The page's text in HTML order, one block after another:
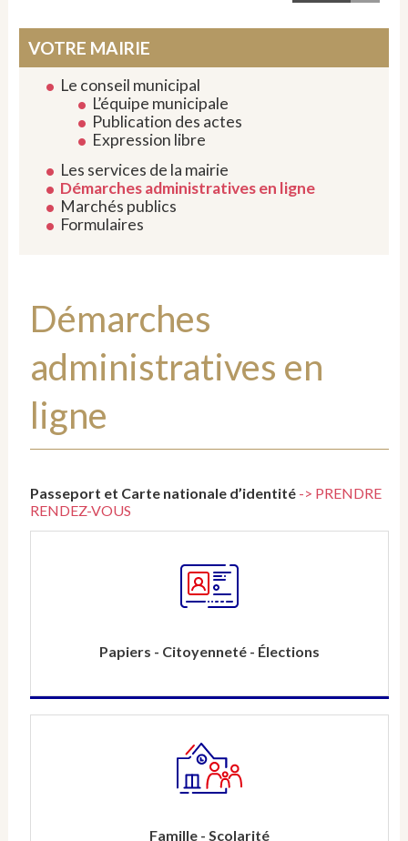
VOTRE MAIRIE
Le conseil municipal
L’équipe municipale
Publication des actes
Expression libre
Les services de la mairie
Démarches administratives en ligne
Marchés publics
Formulaires
Démarches
administratives en
ligne
Passeport et Carte nationale d’identité -> PRENDRE
RENDEZ-VOUS
Papiers - Citoyenneté - Élections
Famille - Scolarité